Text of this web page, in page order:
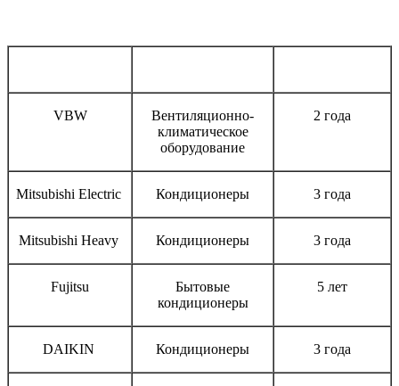
VBW
Вентиляционно-
климатическое
оборудование
2 года
Mitsubishi Electric Кондиционеры 3 года
Mitsubishi Heavy Кондиционеры 3 года
Fujitsu
Бытовые
кондиционеры
5 лет
DAIKIN Кондиционеры 3 года